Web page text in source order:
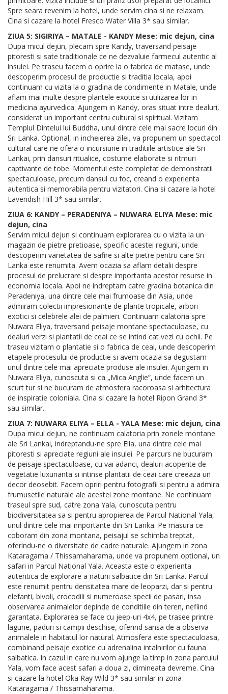
Spre seara revenim la hotel, unde servim cina si ne relaxam.
Cina si cazare la hotel Fresco Water Villa 3* sau similar.
ZIUA 5: SIGIRIYA – MATALE - KANDY Mese: mic dejun, cina
Dupa micul dejun, plecam spre Kandy, traversand peisaje
pitoresti si sate traditionale ce ne dezvaluie farmecul autentic al
insulei. Pe traseu facem o oprire la o fabrica de matase, unde
descoperim procesul de productie si traditia locala, apoi
continuam cu vizita la o gradina de condimente in Matale, unde
aflam mai multe despre plantele exotice si utilizarea lor in
medicina ayurvedica. Ajungem in Kandy, oras situat intre dealuri,
considerat un important centru cultural si spiritual. Vizitam
Templul Dintelui lui Buddha, unul dintre cele mai sacre locuri din
Sri Lanka. Optional, in incheierea zilei, va propunem un spectacol
cultural care ne ofera o incursiune in traditiile artistice ale Sri
Lankai, prin dansuri ritualice, costume elaborate si ritmuri
captivante de tobe. Momentul este completat de demonstratii
spectaculoase, precum dansul cu foc, creand o experienta
autentica si memorabila pentru vizitatori. Cina si cazare la hotel
Lavendish Hill 3* sau similar.
ZIUA 6: KANDY – PERADENIYA – NUWARA ELIYA Mese: mic
dejun, cina
Servim micul dejun si continuam explorarea cu o vizita la un
magazin de pietre pretioase, specific acestei regiuni, unde
descoperim varietatea de safire si alte pietre pentru care Sri
Lanka este renumita. Avem ocazia sa aflam detalii despre
procesul de prelucrare si despre importanta acestor resurse in
economia locala. Apoi ne indreptam catre gradina botanica din
Peradeniya, una dintre cele mai frumoase din Asia, unde
admiram colectii impresionante de plante tropicale, arbori
exotici si celebrele alei de palmieri. Continuam calatoria spre
Nuwara Eliya, traversand peisaje montane spectaculoase, cu
dealuri verzi si plantatii de ceai ce se intind cat vezi cu ochii. Pe
traseu vizitam o plantatie si o fabrica de ceai, unde descoperim
etapele procesului de productie si avem ocazia sa degustam
unul dintre cele mai apreciate produse ale insulei. Ajungem in
Nuwara Eliya, cunoscuta si ca „Mica Anglie”, unde facem un
scurt tur si ne bucuram de atmosfera racoroasa si arhitectura
de inspiratie coloniala. Cina si cazare la hotel Ripon Grand 3*
sau similar.
ZIUA 7: NUWARA ELIYA – ELLA - YALA Mese: mic dejun, cina
Dupa micul dejun, ne continuam calatoria prin zonele montane
ale Sri Lankai, indreptandu-ne spre Ella, una dintre cele mai
pitoresti si apreciate regiuni ale insulei. Pe parcurs ne bucuram
de peisaje spectaculoase, cu vai adanci, dealuri acoperite de
vegetatie luxurianta si intinse plantatii de ceai care creeaza un
decor deosebit. Facem opriri pentru fotografii si pentru a admira
frumusetile naturale ale acestei zone montane. Ne continuam
traseul spre sud, catre zona Yala, cunoscuta pentru
biodiversitatea sa si pentru apropierea de Parcul National Yala,
unul dintre cele mai importante din Sri Lanka. Pe masura ce
coboram din zona montana, peisajul se schimba treptat,
oferindu-ne o diversitate de cadre naturale. Ajungem in zona
Kataragama / Thissamaharama, unde va propunem optional, un
safari in Parcul National Yala. Aceasta este o experienta
autentica de explorare a naturii salbatice din Sri Lanka. Parcul
este renumit pentru densitatea mare de leoparzi, dar si pentru
elefanti, bivoli, crocodili si numeroase specii de pasari, insa
observarea animalelor depinde de conditiile din teren, nefiind
garantata. Explorarea se face cu jeep-uri 4x4, pe trasee printre
lagune, paduri si campii deschise, oferind sansa de a observa
animalele in habitatul lor natural. Atmosfera este spectaculoasa,
combinand peisaje exotice cu adrenalina intalnirilor cu fauna
salbatica. In cazul in care nu vom ajunge la timp in zona parcului
Yala, vom face acest safari a doua zi, dimineata devreme. Cina
si cazare la hotel Oka Ray Wild 3* sau similar in zona
Kataragama / Thissamaharama.